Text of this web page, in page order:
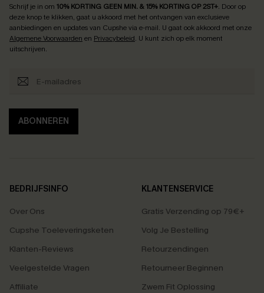
Schrijf je in om 10% KORTING GEEN MIN. & 15% KORTING OP 2ST+. Door op
deze knop te klikken, gaat u akkoord met het ontvangen van exclusieve
aanbiedingen en updates van Cupshe via e-mail. U gaat ook akkoord met onze
Algemene Voorwaarden en Privacybeleid. U kunt zich op elk moment
uitschrijven.
ABONNEREN
BEDRIJFSINFO
Over Ons
Cupshe Toeleveringsketen
Klanten-Reviews
Veelgestelde Vragen
Affiliate
KLANTENSERVICE
Gratis Verzending op 79€+
Volg Je Bestelling
Retourzendingen
Retourneer Beginnen
Zwem Fit Oplossing